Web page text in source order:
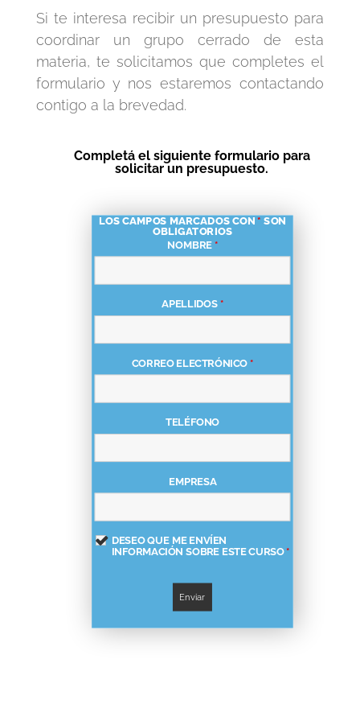
Si te interesa recibir un presupuesto para
coordinar un grupo cerrado de esta
materia, te solicitamos que completes el
formulario y nos estaremos contactando
contigo a la brevedad.
Completá el siguiente formulario para
solicitar un presupuesto.
LOS CAMPOS MARCADOS CON* SON
OBLIGATORIOS
NOMBRE *
APELLIDOS *
CORREO ELECTRÓNICO *
TELÉFONO
EMPRESA
DESEO QUE ME ENVÍEN
INFORMACIÓN SOBRE ESTE CURSO*